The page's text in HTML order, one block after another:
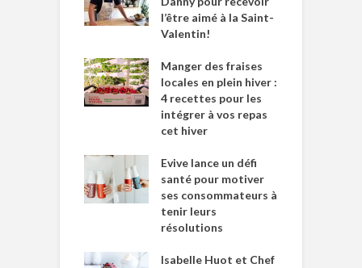
l’être aimé à la Saint-
Valentin!
Manger des fraises
locales en plein hiver :
4 recettes pour les
intégrer à vos repas
cet hiver
Evive lance un défi
santé pour motiver
ses consommateurs à
tenir leurs
résolutions
Isabelle Huot et Chef